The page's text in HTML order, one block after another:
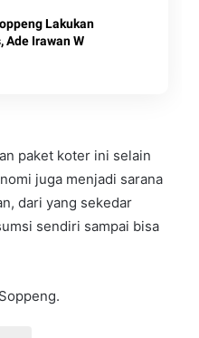
Lakukan
Ade Irawan W
paket koter ini selain
juga menjadi sarana
dari yang sekedar
sendiri sampai bisa